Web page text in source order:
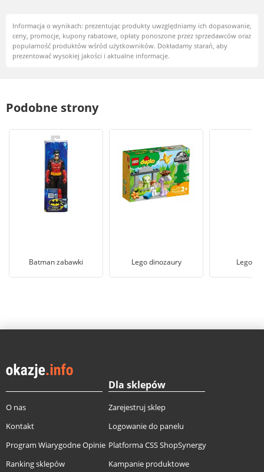
Informacja o wynikach: prezentując produkty uwzględniamy ich dopasowanie,
ceny, promocje, kupony rabatowe, opłaty ponoszone przez sprzedawców oraz
popularność produktów wśród użytkowników. Dokładamy starań, aby
prezentować wysokiej jakości i aktualne informacje.
Podobne strony
Batman zabawki Lego dinozaury Lego
O nas
Kontakt
Program Wiarygodne Opinie
Ranking sklepów
Dla sklepów
Zarejestruj sklep
Logowanie do panelu
Platforma CSS ShopSynergy
Kampanie produktowe